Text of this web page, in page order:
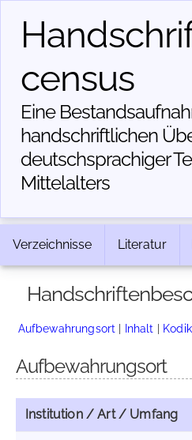
census
Eine
handschriftlichen
deutschsprachiger
Mittelalters
Verzeichnisse Literatur
Aufbewahrungsort | Inhalt |
Aufbewahrungsort
Institution / Art / Umfang